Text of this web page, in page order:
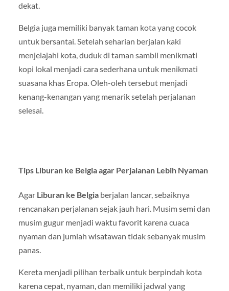
dekat.
Belgia juga memiliki banyak taman kota yang cocok
untuk bersantai. Setelah seharian berjalan kaki
menjelajahi kota, duduk di taman sambil menikmati
kopi lokal menjadi cara sederhana untuk menikmati
suasana khas Eropa. Oleh-oleh tersebut menjadi
kenang-kenangan yang menarik setelah perjalanan
selesai.
Tips Liburan ke Belgia agar Perjalanan Lebih Nyaman
Agar Liburan ke Belgiaberjalan lancar, sebaiknya
rencanakan perjalanan sejak jauh hari. Musim semi dan
musim gugur menjadi waktu favorit karena cuaca
nyaman dan jumlah wisatawan tidak sebanyak musim
panas.
Kereta menjadi pilihan terbaik untuk berpindah kota
karena cepat, nyaman, dan memiliki jadwal yang